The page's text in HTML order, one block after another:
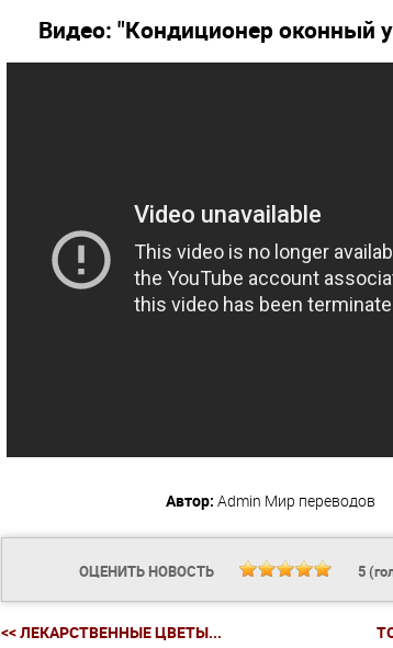
Видео: "Кондиционер оконный
Автор: Admin Мир переводов
ОЦЕНИТЬ НОВОСТЬ 5
<< ЛЕКАРСТВЕННЫЕ ЦВЕТЫ...